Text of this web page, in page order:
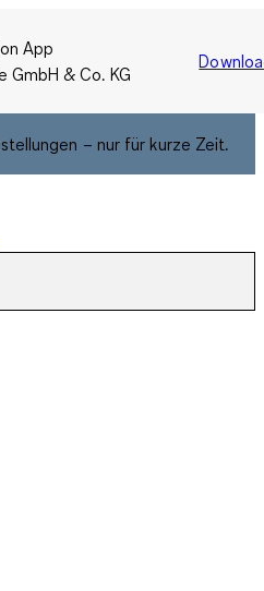
App
GmbH & Co. KG
– nur für kurze Zeit.